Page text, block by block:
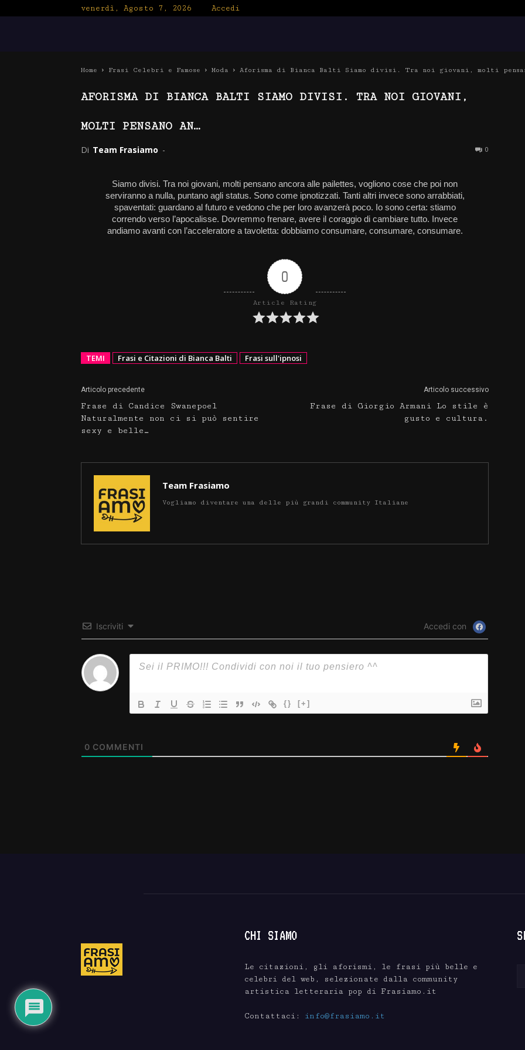
venerdì, Agosto 7, 2026 Accedi
Home Frasi Celebri e Famose Moda Aforisma di Bianca Balti Siamo divisi. Tra noi giovani, molti
AFORISMA DI BIANCA BALTI SIAMO DIVISI. TRA NOI GIOVANI,
MOLTI PENSANO AN…
Di Team Frasiamo - 0
Siamo divisi. Tra noi giovani, molti pensano ancora alle pailettes, vogliono cose che poi non
serviranno a nulla, puntano agli status. Sono come ipnotizzati. Tanti altri invece sono arrabbiati,
spaventati: guardano al futuro e vedono che per loro avanzerà poco. Io sono certa: stiamo
correndo verso l’apocalisse. Dovremmo frenare, avere il coraggio di cambiare tutto. Invece
andiamo avanti con l’acceleratore a tavoletta: dobbiamo consumare, consumare, consumare.
0
Article Rating
TEMI Frasi e Citazioni di Bianca Balti Frasi sull'ipnosi
Articolo precedente
Frase di Candice Swanepoel
Naturalmente non ci si può sentire
sexy e belle…
Articolo successivo
Frase di Giorgio Armani Lo stile è
gusto e cultura.
Team Frasiamo
Vogliamo diventare una delle più grandi community Italiane
Iscriviti Accedi con
{} [+]
0 COMMENTI
CHI SIAMO
Le citazioni, gli aforismi, le frasi più belle e
celebri del web, selezionate dalla community
artistica letteraria pop di Frasiamo.it
Contattaci: info@frasiamo.it